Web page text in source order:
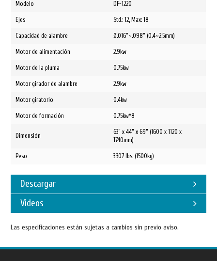
Modelo DF-1220
Ejes Std.: 12, Max: 18
Capacidad de alambre Ø.016”~.098” (0.4~2.5mm)
Motor de alimentación 2.9kw
Motor de la pluma 0.75kw
Motor girador de alambre 2.9kw
Motor giratorio 0.4kw
Motor de formación 0.75kw*8
Dimensión
63” x 44” x 69” (1600 x 1120 x
1740mm)
Peso 3,307 lbs. (1500kg)
Descargar
Videos
Las especificaciones están sujetas a cambios sin previo aviso.